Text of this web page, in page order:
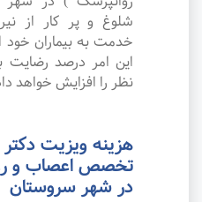
شلوغ و پر کار از
خدمت به بیماران خود
این امر درصد رضایت
نظر را افزایش خواهد
هزینه ویزیت
تخصص اعصاب و
در شهر سروستان